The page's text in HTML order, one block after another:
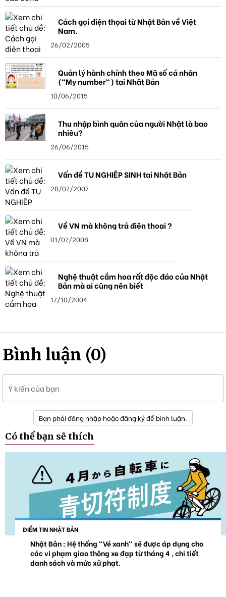
Cách gọi điện thọai từ Nhật Bản về Việt
Nam.
26/02/2005
Quản lý hành chính theo Mã số cá nhân
("My number") tại Nhật Bản
10/06/2015
Thu nhập bình quân của người Nhật là bao
nhiêu?
26/06/2015
Vấn đề TU NGHIỆP SINH tại Nhật Bản
28/07/2007
Về VN mà không trả điện thoại ?
01/07/2008
Nghệ thuật cắm hoa rất độc đáo của Nhật
Bản mà ai cũng nên biết
17/10/2004
Bình luận (0)
Ý kiến của bạn
Bạn phải đăng nhập hoặc đăng ký để bình luận.
Có thể bạn sẽ thích
ĐIỂM TIN NHẬT BẢN
Nhật Bản : Hệ thống "Vé xanh" sẽ được áp dụng cho
các vi phạm giao thông xe đạp từ tháng 4 , chi tiết
danh sách và mức xử phạt.